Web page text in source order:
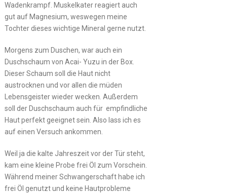
Wadenkrampf. Muskelkater reagiert auch
gut auf Magnesium, weswegen meine
Tochter dieses wichtige Mineral gerne nutzt.
Morgens zum Duschen, war auch ein
Duschschaum von Acai- Yuzu in der Box.
Dieser Schaum soll die Haut nicht
austrocknen und vor allen die müden
Lebensgeister wieder wecken. Außerdem
soll der Duschschaum auch für empfindliche
Haut perfekt geeignet sein. Also lass ich es
auf einen Versuch ankommen.
Weil ja die kalte Jahreszeit vor der Tür steht,
kam eine kleine Probe frei Öl zum Vorschein.
Während meiner Schwangerschaft habe ich
frei Öl genutzt und keine Hautprobleme